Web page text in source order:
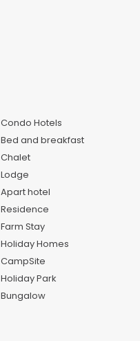
Condo Hotels
Bed and breakfast
Chalet
Lodge
Apart hotel
Residence
Farm Stay
Holiday Homes
CampSite
Holiday Park
Bungalow